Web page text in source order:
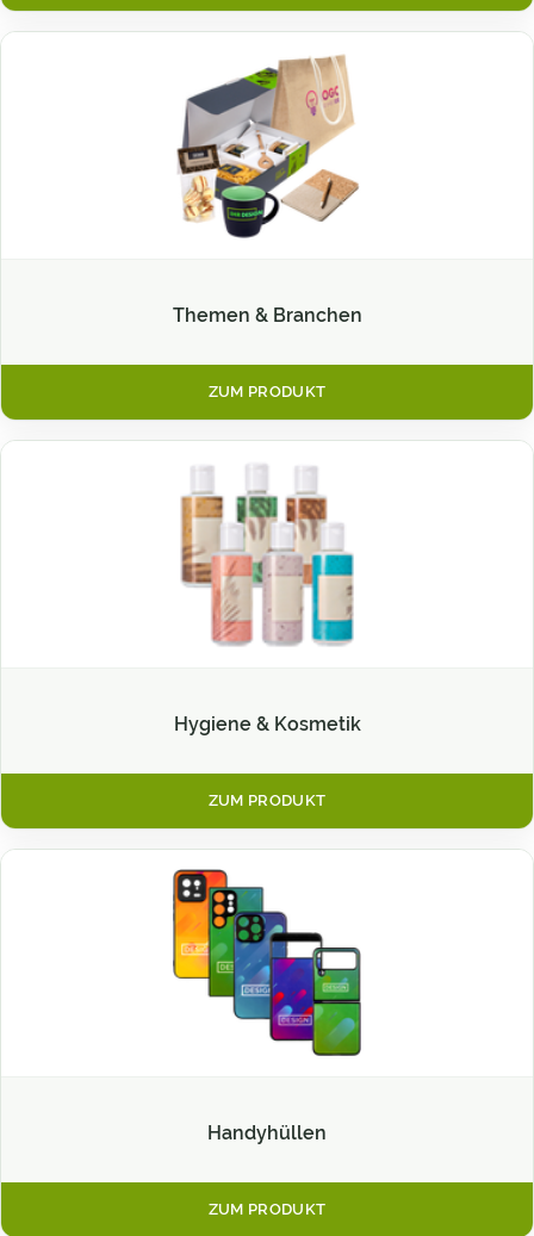
Themen & Branchen
ZUM PRODUKT
Hygiene & Kosmetik
ZUM PRODUKT
Handyhüllen
ZUM PRODUKT